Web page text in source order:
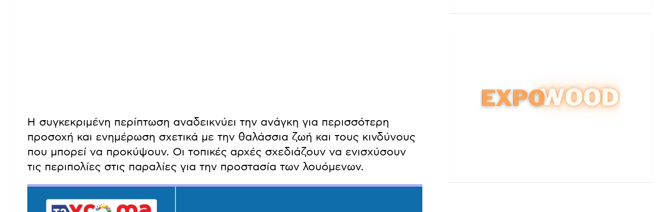
Η συγκεκριμένη περίπτωση αναδεικνύει την ανάγκη για περισσότερη
προσοχή και ενημέρωση σχετικά με την θαλάσσια ζωή και τους κινδύνους
που μπορεί να προκύψουν. Οι τοπικές αρχές σχεδιάζουν να ενισχύσουν
τις περιπολίες στις παραλίες για την προστασία των λουόμενων.